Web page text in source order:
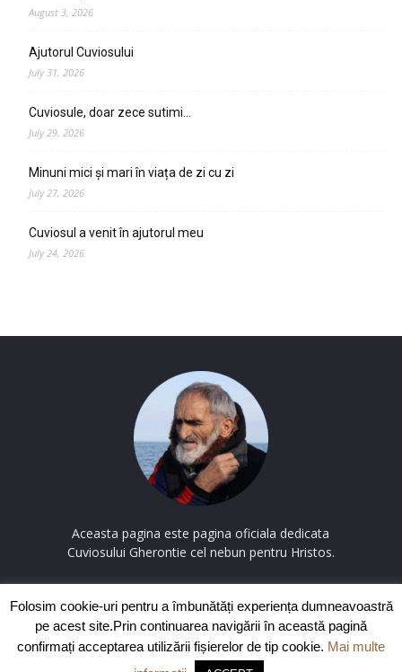
August 3, 2026
Ajutorul Cuviosului
July 31, 2026
Cuviosule, doar zece sutimi…
July 29, 2026
Minuni mici și mari în viața de zi cu zi
July 27, 2026
Cuviosul a venit în ajutorul meu
July 24, 2026
Aceasta pagina este pagina oficiala dedicata
Cuviosului Gherontie cel nebun pentru Hristos.
Contactați-ne:contact@cuviosulgherontie.com
Folosim cookie-uri pentru a îmbunătăți experiența dumneavoastră
pe acest site.Prin continuarea navigării în această pagină
confirmați acceptarea utilizării fișierelor de tip cookie. Mai multe